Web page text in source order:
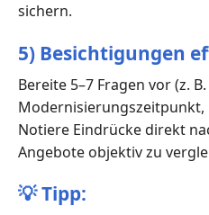
sichern.
5) Besichtigungen
Bereite 5–7 Fragen vor (z.
Notiere Eindrücke direkt
Angebote objektiv zu
💡Tipp: